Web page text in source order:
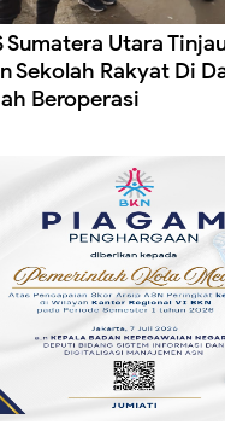
Sumatera Utara
Sekolah Rakyat Di
Beroperasi